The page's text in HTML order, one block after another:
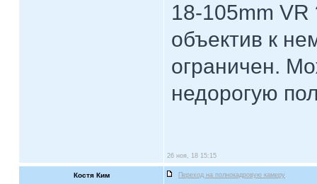
18-105mm VR
объектив к
ограничен.
недорогую
26 ноя, 18 15:15
Костя Ким Переход на полнокадровую камеру